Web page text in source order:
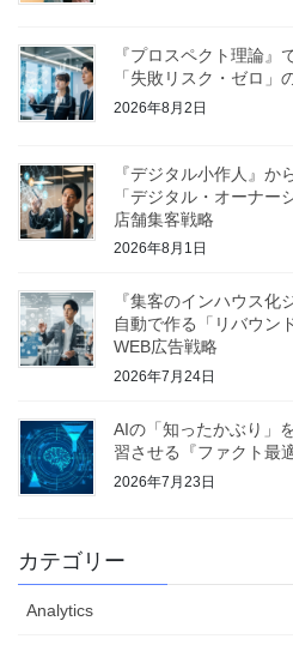
『プロスペクト理論』
「失敗リスク・ゼロ」
2026年8月2日
『デジタル小作人』か
「デジタル・オーナ
店舗集客戦略
2026年8月1日
『集客のインハウス化
自動で作る「リバウン
WEB広告戦略
2026年7月24日
AIの「知ったかぶり」
習させる『ファクト最
2026年7月23日
カテゴリー
Analytics